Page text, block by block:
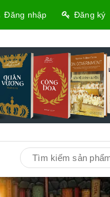
Đăng nhập Đăng ký